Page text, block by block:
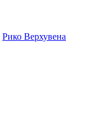
Рико Верхувена